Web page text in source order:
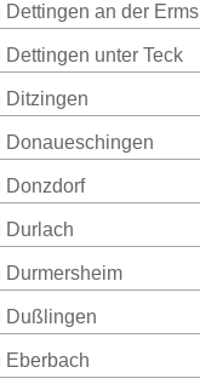
an der Erms
unter Teck
Ditzingen
Donaueschingen
Donzdorf
Durlach
Durmersheim
Dußlingen
Eberbach